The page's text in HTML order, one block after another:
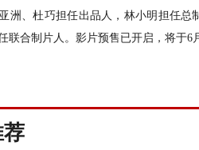
洲 、杜巧担任出品人，林小明担任总
联合制片人。影片预售已开启，将于6